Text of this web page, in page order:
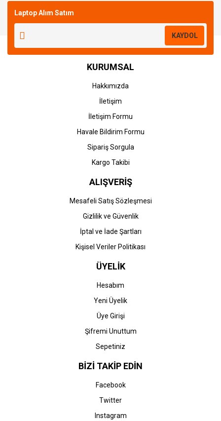
Laptop Alım Satım
KAYDOL
KURUMSAL
Hakkımızda
İletişim
İletişim Formu
Havale Bildirim Formu
Sipariş Sorgula
Kargo Takibi
ALIŞVERİŞ
Mesafeli Satış Sözleşmesi
Gizlilik ve Güvenlik
İptal ve İade Şartları
Kişisel Veriler Politikası
ÜYELİK
Hesabım
Yeni Üyelik
Üye Girişi
Şifremi Unuttum
Sepetiniz
BİZİ TAKİP EDİN
Facebook
Twitter
Instagram